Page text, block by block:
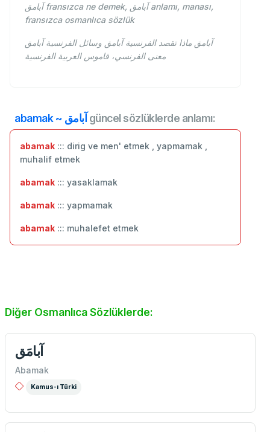
آبامق fransızca ne demek, آبامق anlamı, manası,
fransızca osmanlıca sözlük
آبامق ماذا تقصد الفرنسية آبامق وسائل الفرنسية آبامق
معنى الفرنسي، قاموس العربية الفرنسية
abamak ~ آبامق güncel sözlüklerde anlamı:
abamak ::: dirig ve men' etmek , yapmamak ,
muhalif etmek
abamak ::: yasaklamak
abamak ::: yapmamak
abamak ::: muhalefet etmek
Diğer Osmanlıca Sözlüklerde:
آبامَق
Abamak
Kamus-ı Türki